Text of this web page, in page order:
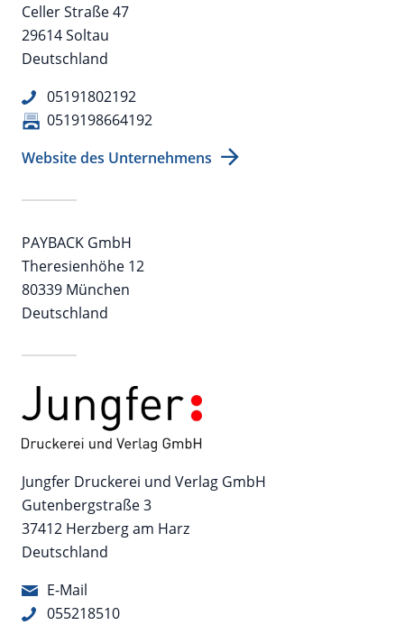
Celler Straße 47
29614 Soltau
Deutschland
05191802192
0519198664192
Website des Unternehmens
PAYBACK GmbH
Theresienhöhe 12
80339 München
Deutschland
Jungfer Druckerei und Verlag GmbH
Gutenbergstraße 3
37412 Herzberg am Harz
Deutschland
E-Mail
055218510